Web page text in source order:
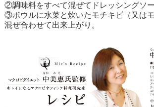
②調味料をすべて混ぜてドレッシングソー
③ボウルに水菜と炊いたモチキビ（又は
混ぜ合わせて出来上がり。